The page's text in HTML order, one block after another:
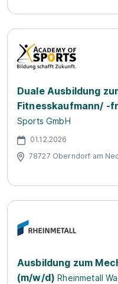
Duale Ausbildung
Fitnesskaufmann/ -
Sports GmbH
01.12.2026
78727 Oberndorf am
Ausbildung zum
(m/w/d) Rheinmetall